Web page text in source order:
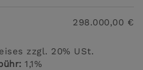
298.000,00 €
zzgl. 20% USt.
1,1%